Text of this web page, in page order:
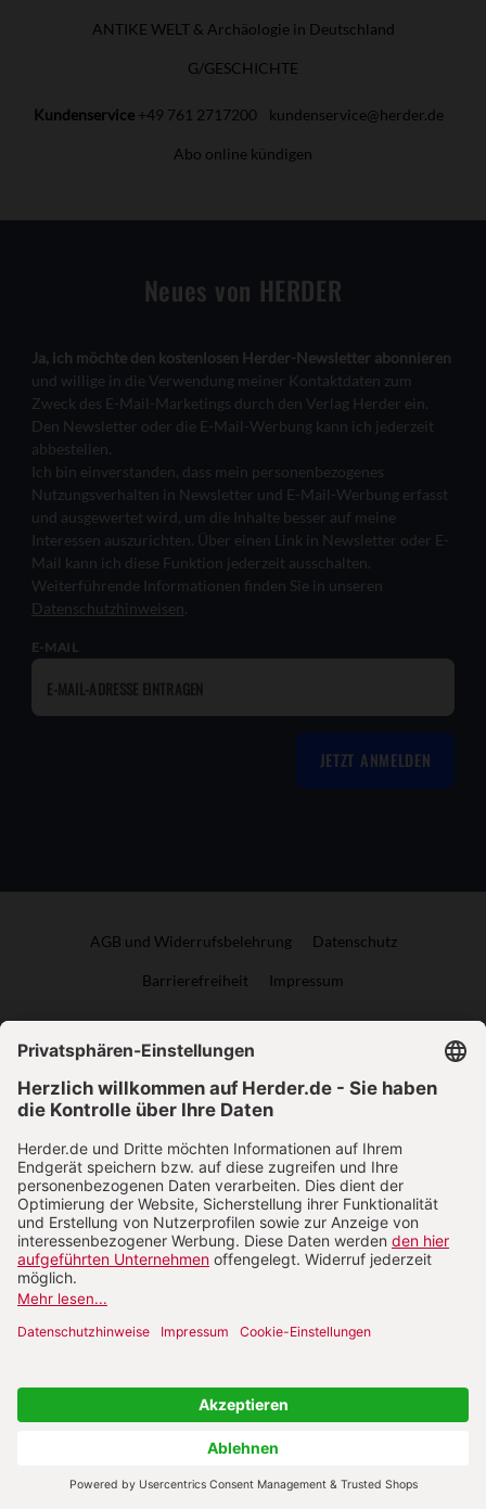
ANTIKE WELT & Archäologie in Deutschland
G/GESCHICHTE
Kundenservice +49 761 2717200 kundenservice@herder.de
Abo online kündigen
Neues von HERDER
Ja, ich möchte den kostenlosen Herder-Newsletter abonnieren
und willige in die Verwendung meiner Kontaktdaten zum
Zweck des E-Mail-Marketings durch den Verlag Herder ein.
Den Newsletter oder die E-Mail-Werbung kann ich jederzeit
abbestellen.
Ich bin einverstanden, dass mein personenbezogenes
Nutzungsverhalten in Newsletter und E-Mail-Werbung erfasst
und ausgewertet wird, um die Inhalte besser auf meine
Interessen auszurichten. Über einen Link in Newsletter oder E-
Mail kann ich diese Funktion jederzeit ausschalten.
Weiterführende Informationen finden Sie in unseren
Datenschutzhinweisen
E-MAIL
JETZT ANMELDEN
AGB und Widerrufsbelehrung Datenschutz
Barrierefreiheit Impressum
VERTRAG WIDERRUFEN